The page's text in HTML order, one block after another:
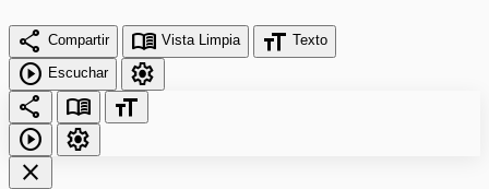
share Compartir menu_book Vista Limpia format_size Texto
play_circle Escuchar
settings
share
menu_book
format_size
play_circle
settings
close